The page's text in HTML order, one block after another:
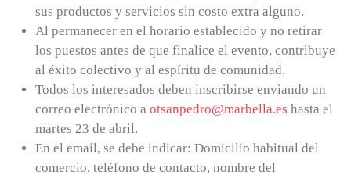
sus productos y servicios sin costo extra alguno.
Al permanecer en el horario establecido y no retirar
los puestos antes de que finalice el evento, contribuye
al éxito colectivo y al espíritu de comunidad.
Todos los interesados deben inscribirse enviando un
correo electrónico a otsanpedro@marbella.es hasta el
martes 23 de abril.
En el email, se debe indicar: Domicilio habitual del
comercio, teléfono de contacto, nombre del